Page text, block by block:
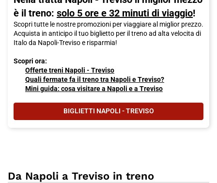
è il treno: solo 5 ore e 32 minuti di viaggio!
Scopri tutte le nostre promozioni per viaggiare al miglior prezzo.
Acquista in anticipo il tuo biglietto per il treno ad alta velocita di
Italo da Napoli-Treviso e risparmia!
Scopri ora:
Offerte treni Napoli - Treviso
Quali fermate fa il treno tra Napoli e Treviso?
Mini guida: cosa visitare a Napoli e a Treviso
BIGLIETTI NAPOLI - TREVISO
Da Napoli a Treviso in treno